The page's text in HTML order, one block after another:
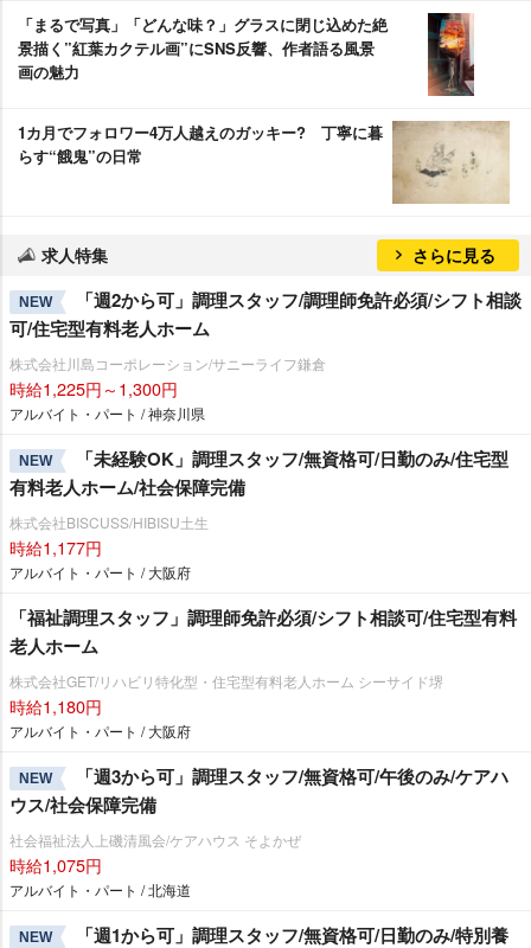
「まるで写真」「どんな味？」グラスに閉じ込めた絶
景描く”紅葉カクテル画”にSNS反響、作者語る風景
画の魅力
1カ月でフォロワー4万人越えのガッキー? 丁寧に暮
らす“餓鬼”の日常
求人特集 さらに見る
NEW
「週2から可」調理スタッフ/調理師免許必須/シフト相談
可/住宅型有料老人ホーム
株式会社川島コーポレーション/サニーライフ鎌倉
時給1,225円～1,300円
アルバイト・パート / 神奈川県
NEW
「未経験OK」調理スタッフ/無資格可/日勤のみ/住宅型
有料老人ホーム/社会保障完備
株式会社BISCUSS/HIBISU土生
時給1,177円
アルバイト・パート / 大阪府
「福祉調理スタッフ」調理師免許必須/シフト相談可/住宅型有料
老人ホーム
株式会社GET/リハビリ特化型・住宅型有料老人ホーム シーサイド堺
時給1,180円
アルバイト・パート / 大阪府
NEW
「週3から可」調理スタッフ/無資格可/午後のみ/ケアハ
ウス/社会保障完備
社会福祉法人上磯清風会/ケアハウス そよかぜ
時給1,075円
アルバイト・パート / 北海道
NEW
「週1から可」調理スタッフ/無資格可/日勤のみ/特別養